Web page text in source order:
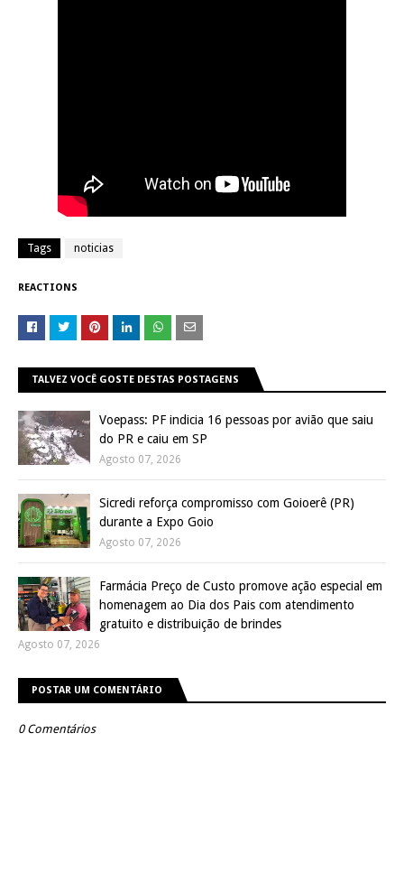
Tags noticias
REACTIONS
TALVEZ VOCÊ GOSTE DESTAS POSTAGENS
Voepass: PF indicia 16 pessoas por avião que saiu
do PR e caiu em SP
Agosto 07, 2026
Sicredi reforça compromisso com Goioerê (PR)
durante a Expo Goio
Agosto 07, 2026
Farmácia Preço de Custo promove ação especial em
homenagem ao Dia dos Pais com atendimento
gratuito e distribuição de brindes
Agosto 07, 2026
POSTAR UM COMENTÁRIO
0 Comentários